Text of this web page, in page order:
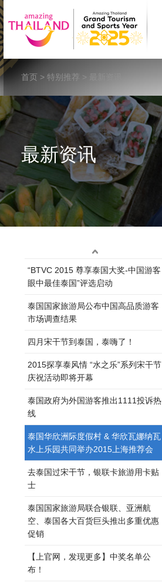
首页 > 特别推荐 > 最新资讯
最新资讯
“BTVC 2015 尊享泰国大奖-中国游客
眼中最佳泰国”评选启动
泰国国家旅游局公布中国高品质游客
市场调查结果
四月宋干节到泰国，泰嗨了！
2015探享泰风情 “水之乐”系列宋干节
庆祝活动即将开幕
泰国政府为外国游客推出1111投诉热
线
泰国华欣洲际度假村 & 华欣瓦娜纳瓦
水上乐园共同举办2015上海推荐会
去泰国过宋干节，银联卡旅游用卡贴
士
泰国国家旅游局联合银联、亚洲航
空、泰国各大百货巨头推出多重优惠
促销
【上官网，发现更多】中奖名单公
布！